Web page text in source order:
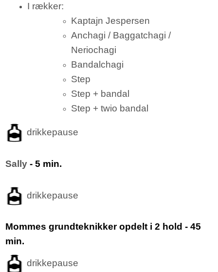
I rækker:
Kaptajn Jespersen
Anchagi / Baggatchagi /
Neriochagi
Bandalchagi
Step
Step + bandal
Step + twio bandal
drikkepause
Sally- 5 min.
drikkepause
Mommes grundteknikker opdelt i 2 hold - 45
min.
drikkepause